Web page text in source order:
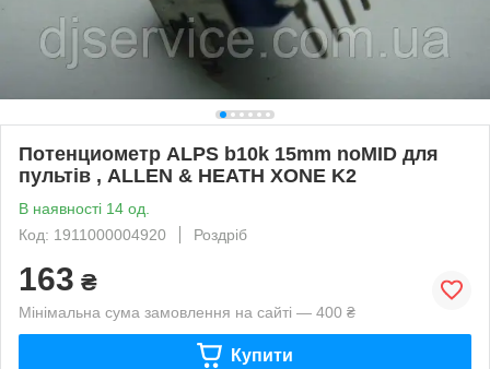
Потенциометр ALPS b10k 15mm noMID для
пультів , ALLEN & HEATH XONE K2
В наявності 14 од.
Код: 1911000004920
Роздріб
163 ₴
Мінімальна сума замовлення на сайті — 400 ₴
Купити